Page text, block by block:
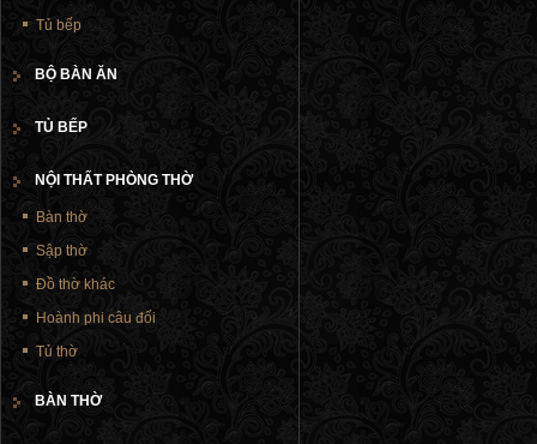
Tủ bếp
BỘ BÀN ĂN
TỦ BẾP
NỘI THẤT PHÒNG THỜ
Bàn thờ
Sập thờ
Đồ thờ khác
Hoành phi câu đối
Tủ thờ
BÀN THỜ